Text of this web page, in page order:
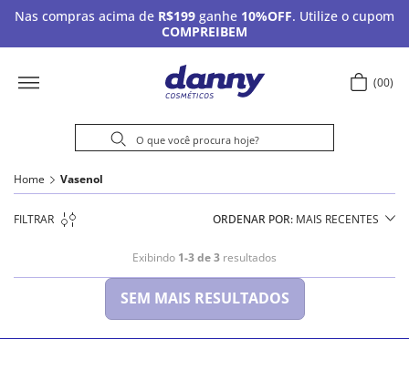
Nas compras acima de R$199 ganhe 10%OFF. Utilize o cupom
COMPREIBEM
00
Home Vasenol
FILTRAR ORDENAR POR MAIS RECENTES
Exibindo 1-3 de 3 resultados
SEM MAIS RESULTADOS